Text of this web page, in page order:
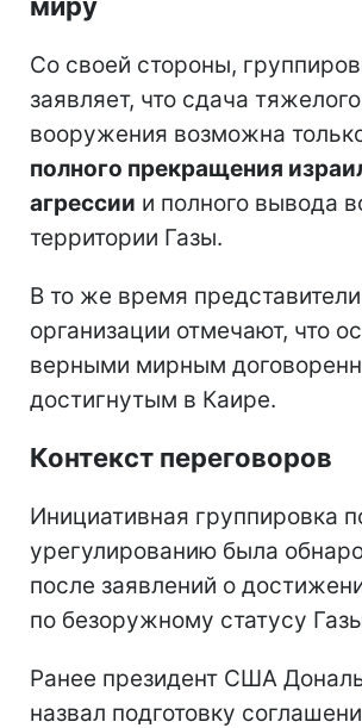
Со своей стороны,
заявляет, что сдача тяжелого
вооружения возможна
полного прекращения
агрессии и полного вывода
территории Газы.
В то же время представители
организации отмечают, что
верными мирным
достигнутым в Каире.
Контекст переговоров
Инициативная группировка
урегулированию была
после заявлений о
по безоружному статусу
Ранее президент США
назвал подготовку